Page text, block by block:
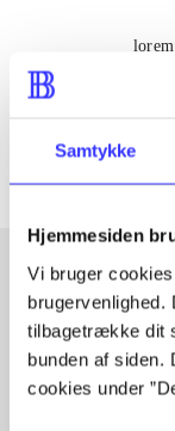
Samtykke
Hjemmesiden
Vi bruger
tilbagetrække dit
bunden af siden.
cookies under
Artikler
Fra